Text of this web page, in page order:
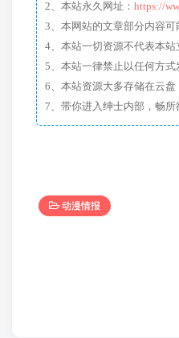
2、本站永久网址： https://
3、本网站的文章部分内容可
4、本站一切资源不代表本站
5、本站一律禁止以任何方
6、本站资源大多存储在云盘
动漫情报